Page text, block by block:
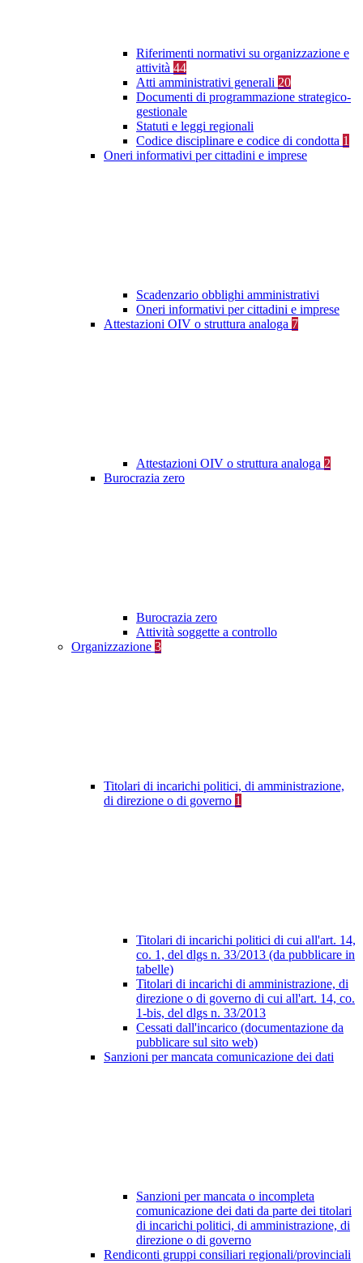
Riferimenti normativi su organizzazione e
attività 44
Atti amministrativi generali 20
Documenti di programmazione strategico-
gestionale
Statuti e leggi regionali
Codice disciplinare e codice di condotta 1
Oneri informativi per cittadini e imprese
Scadenzario obblighi amministrativi
Oneri informativi per cittadini e imprese
Attestazioni OIV o struttura analoga 7
Attestazioni OIV o struttura analoga 2
Burocrazia zero
Burocrazia zero
Attività soggette a controllo
Organizzazione 3
Titolari di incarichi politici, di amministrazione,
di direzione o di governo 1
Titolari di incarichi politici di cui all'art. 14,
co. 1, del dlgs n. 33/2013 (da pubblicare in
tabelle)
Titolari di incarichi di amministrazione, di
direzione o di governo di cui all'art. 14, co.
1-bis, del dlgs n. 33/2013
Cessati dall'incarico (documentazione da
pubblicare sul sito web)
Sanzioni per mancata comunicazione dei dati
Sanzioni per mancata o incompleta
comunicazione dei dati da parte dei titolari
di incarichi politici, di amministrazione, di
direzione o di governo
Rendiconti gruppi consiliari regionali/provinciali